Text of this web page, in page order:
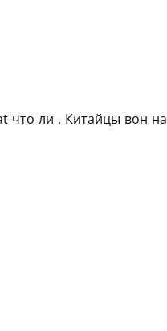
что ли . Китайцы вон на